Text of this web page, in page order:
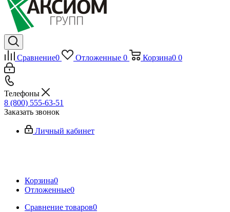
Сравнение0 Отложенные 0 Корзина0 0
Телефоны
8 (800) 555-63-51
Заказать звонок
Личный кабинет
Корзина0
Отложенные0
Сравнение товаров0